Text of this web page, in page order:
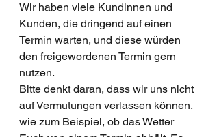
Wir haben viele Kundinnen und
Kunden, die dringend auf einen
Termin warten, und diese würden
den freigewordenen Termin gern
nutzen.
Bitte denkt daran, dass wir uns nicht
auf Vermutungen verlassen können,
wie zum Beispiel, ob das Wetter